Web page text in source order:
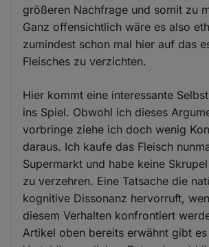
größeren Nachfrage und somit zu
Ganz offensichtlich wäre es also
zumindest schon mal hier auf das
Fleisches zu verzichten.
Hier kommt eine interessante
ins Spiel. Obwohl ich dieses
vorbringe ziehe ich doch wenig
daraus. Ich kaufe das Fleisch
Supermarkt und habe keine
zu verzehren. Eine Tatsache die
kognitive Dissonanz hervorruft,
diesem Verhalten konfrontiert
Artikel oben bereits erwähnt gibt